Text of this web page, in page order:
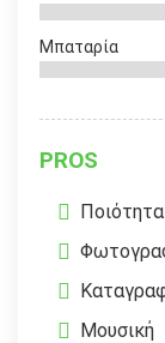
Μπαταρία
PROS
Μουσική